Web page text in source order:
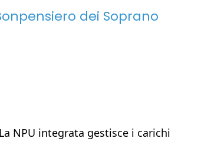
dei Soprano
NPU integrata gestisce i carichi